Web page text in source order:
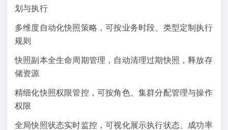
划与执行
多维度自动化快照策略，可按业务时段、类型定制执行
规则
快照副本全生命周期管理，自动清理过期快照，释放存
储资源
精细化快照权限管控，可按角色、集群分配管理与操作
权限
全局快照状态实时监控，可视化展示执行状态、成功率